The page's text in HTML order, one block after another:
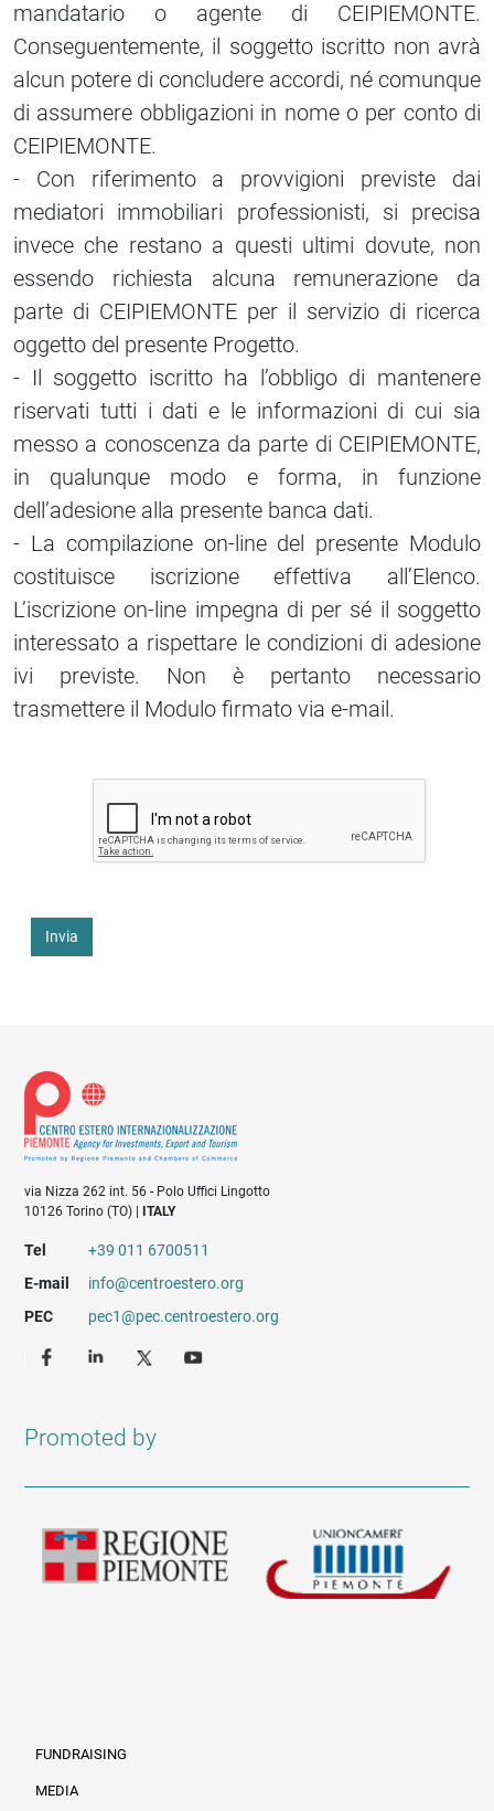
mandatario o agente di CEIPIEMONTE.
Conseguentemente, il soggetto iscritto non avrà
alcun potere di concludere accordi, né comunque
di assumere obbligazioni in nome o per conto di
CEIPIEMONTE.
- Con riferimento a provvigioni previste dai
mediatori immobiliari professionisti, si precisa
invece che restano a questi ultimi dovute, non
essendo richiesta alcuna remunerazione da
parte di CEIPIEMONTE per il servizio di ricerca
oggetto del presente Progetto.
- Il soggetto iscritto ha l’obbligo di mantenere
riservati tutti i dati e le informazioni di cui sia
messo a conoscenza da parte di CEIPIEMONTE,
in qualunque modo e forma, in funzione
dell’adesione alla presente banca dati.
- La compilazione on-line del presente Modulo
costituisce iscrizione effettiva all’Elenco.
L’iscrizione on-line impegna di per sé il soggetto
interessato a rispettare le condizioni di adesione
ivi previste. Non è pertanto necessario
trasmettere il Modulo firmato via e-mail.
Invia
via Nizza 262 int. 56 - Polo Uffici Lingotto
10126 Torino (TO) |
ITALY
Tel
+39 011 6700511
E-mail
info@centroestero.org
PEC
pec1@pec.centroestero.org
Promoted by
FUNDRAISING
MEDIA